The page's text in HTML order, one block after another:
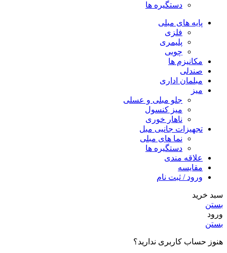
دستگیره ها
پایه های مبلی
فلزی
پلیمری
چوبی
مکانیزم ها
صندلی
مبلمان اداری
میز
جلو مبلی و عسلی
میز کنسول
ناهار خوری
تجهیزات جانبی مبل
نما های مبلی
دستگیره ها
علاقه مندی
مقایسه
ورود / ثبت نام
سبد خرید
بستن
ورود
بستن
هنوز حساب کاربری ندارید؟